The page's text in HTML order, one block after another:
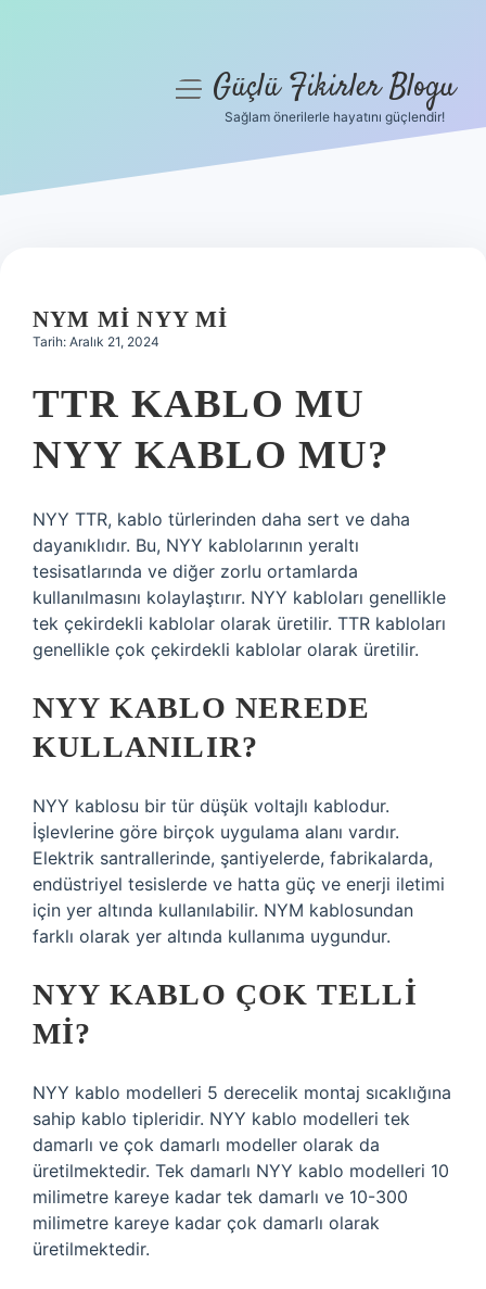
Hakkımızda
menüyüGüçlü Fikirler Blogu
Sağlam önerilerle hayatını güçlendir!
NYM MI NYY MI
Tarih: Aralık 21, 2024
TTR KABLO MU
NYY KABLO MU?
NYY TTR, kablo türlerinden daha sert ve daha
dayanıklıdır. Bu, NYY kablolarının yeraltı
tesisatlarında ve diğer zorlu ortamlarda
kullanılmasını kolaylaştırır. NYY kabloları genellikle
tek çekirdekli kablolar olarak üretilir. TTR kabloları
genellikle çok çekirdekli kablolar olarak üretilir.
NYY KABLO NEREDE
KULLANILIR?
NYY kablosu bir tür düşük voltajlı kablodur.
İşlevlerine göre birçok uygulama alanı vardır.
Elektrik santrallerinde, şantiyelerde, fabrikalarda,
endüstriyel tesislerde ve hatta güç ve enerji iletimi
için yer altında kullanılabilir. NYM kablosundan
farklı olarak yer altında kullanıma uygundur.
NYY KABLO ÇOK TELLI
MI?
NYY kablo modelleri 5 derecelik montaj sıcaklığına
sahip kablo tipleridir. NYY kablo modelleri tek
damarlı ve çok damarlı modeller olarak da
üretilmektedir. Tek damarlı NYY kablo modelleri 10
milimetre kareye kadar tek damarlı ve 10-300
milimetre kareye kadar çok damarlı olarak
üretilmektedir.